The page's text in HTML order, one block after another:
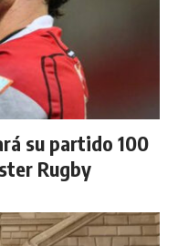
su partido 100
Rugby